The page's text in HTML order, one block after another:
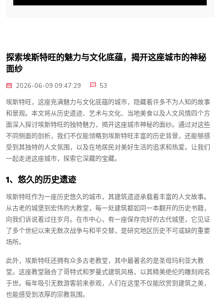
探索埃斯特旺的魅力与文化底蕴，揭开这座城市的神秘
面纱
2026-06-09 09:47:29
53
埃斯特旺，这座充满魅力与文化底蕴的城市，隐藏着许多不为人知的故事
和景观。本文将从历史遗迹、艺术与文化、当地美食以及人文风情四个方
面深入探讨埃斯特旺的独特魅力，揭开这座城市神秘的面纱。通过对这些
不同侧面的剖析，我们不仅能领略到埃斯特旺丰富的历史背景，还能够感
受到其独特的人文氛围，以及在地居民对美好生活的追求和热爱。让我们
一起走进这座城市，探索它深藏的宝藏。
1、悠久的历史遗迹
埃斯特旺作为一座历史悠久的城市，其建筑遗迹承载着丰富的人文故事。
从古老的城堡到宏伟的大教堂，每一处建筑都如同一本翻开的历史书籍，
向我们诉说着过往岁月。在市中心，有一座保存完好的古代城堡，它见证
了多个世纪以来无数次战争与和平交替，是研究地区历史不可或缺的重要
场所。
此外，埃斯特旺还拥有众多古老教堂，其中最著名的是圣母玛利亚大教
堂。这座教堂融合了哥特式和罗曼式建筑风格，以其精美绝伦的雕刻闻名
于世。每年吸引无数游客前来参观，人们在这里不仅能欣赏到建筑之美，
也能感受到浓厚的宗教氛围。